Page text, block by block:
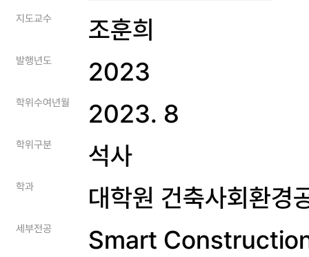
지도교수 조훈희
발행년도 2023
학위수여년월 2023. 8
학위구분 석사
학과 대학원 건축사회환경
세부전공 Smart